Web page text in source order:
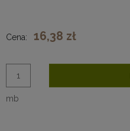
Cena: 16,38 zł
mb